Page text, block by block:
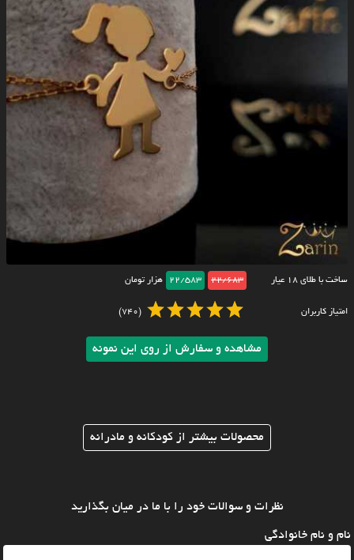
ساخت با طلای ۱۸ عیار 22/683
22/583 هزار تومان
امتیاز کاربران (740)
مشاهده و سفارش از روی این نمونه
محصولات بیشتر از کودکانه و مادرانه
نظرات و سوالات خود را با ما در میان بگذارید
نام و نام خانوادگی